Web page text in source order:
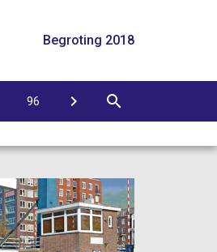
Begroting 2018